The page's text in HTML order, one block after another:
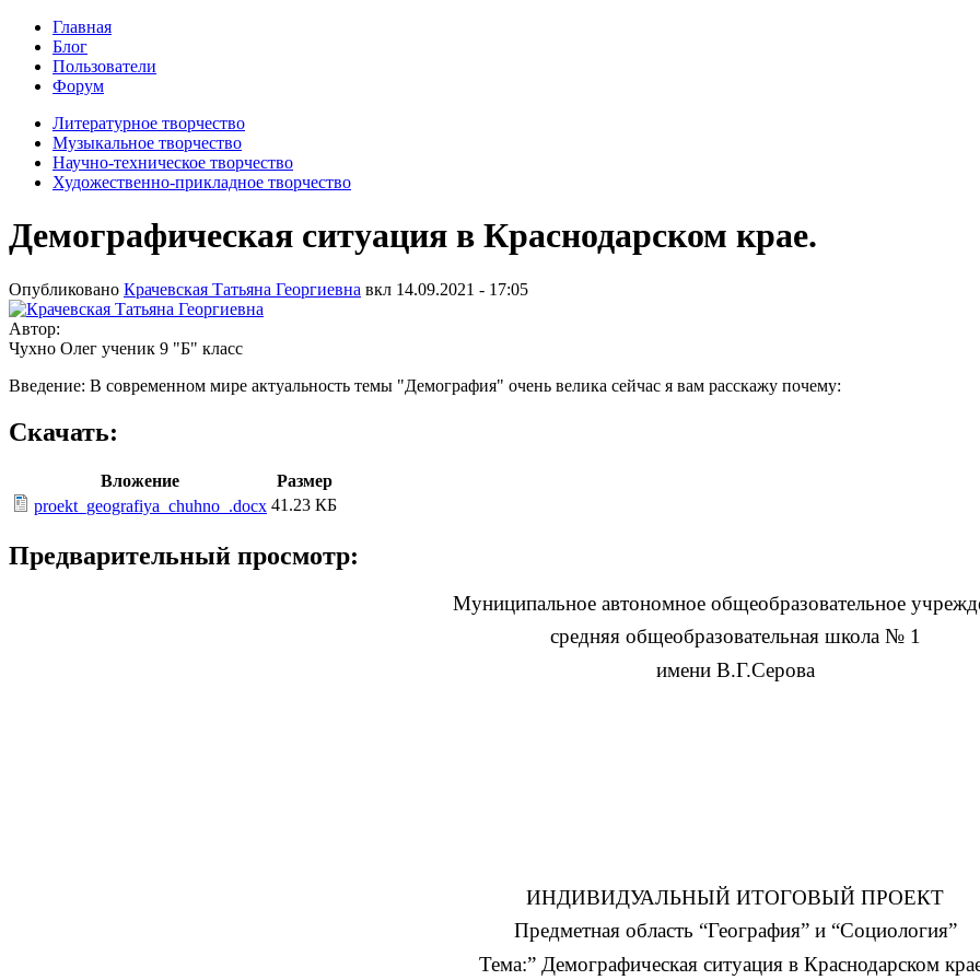
Главная
Блог
Пользователи
Форум
Литературное творчество
Музыкальное творчество
Научно-техническое творчество
Художественно-прикладное творчество
Демографическая ситуация в Краснодарском крае.
Опубликовано Крачевская Татьяна Георгиевна вкл 14.09.2021 - 17:05
Автор:
Чухно Олег ученик 9 "Б" класс
Введение: В современном мире актуальность темы "Демография" очень велика сейчас я вам расскажу почему:
Скачать:
Вложение
Размер
proekt_geografiya_chuhno_.docx 41.23 КБ
Предварительный просмотр:
Муниципальное автономное общеобразовательное
средняя общеобразовательная школа №1
имени В.Г.Серова
ИНДИВИДУАЛЬНЫЙ ИТОГОВЫЙ ПРОЕКТ
Предметная область “География” и “Социология”
Тема:” Демографическая ситуация в Краснодарском